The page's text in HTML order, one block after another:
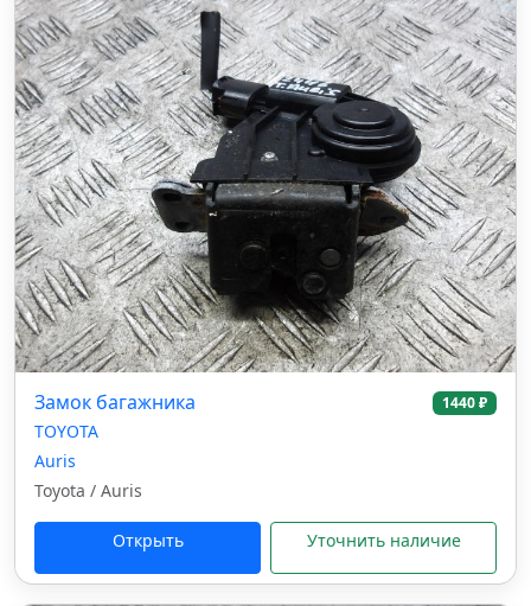
Замок багажника 1440 ₽
TOYOTA
Auris
Toyota / Auris
Открыть Уточнить наличие